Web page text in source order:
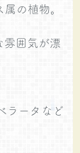
の植物。
雰囲気が漂
ラータなど